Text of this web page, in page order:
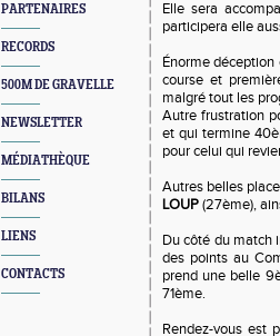
PARTENAIRES
RECORDS
500M DE GRAVELLE
NEWSLETTER
MÉDIATHÈQUE
BILANS
LIENS
CONTACTS
Elle sera
participera elle
Énorme
course et
malgré tout les
Autre frustration
et qui termine
pour celui qui
Autres belles
LOUP(27ème),
Du côté du match
des points au
prend une belle
71ème.
Rendez-vous est